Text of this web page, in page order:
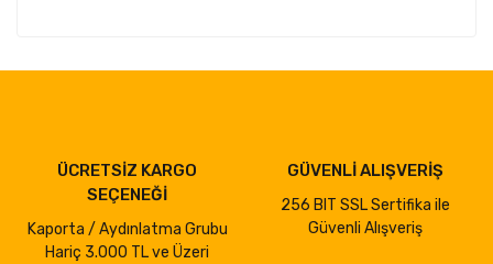
ÜCRETSİZ KARGO
SEÇENEĞİ
Kaporta / Aydınlatma Grubu
Hariç 3.000 TL ve Üzeri
GÜVENLİ ALIŞVERİŞ
256 BIT SSL Sertifika ile
Güvenli Alışveriş